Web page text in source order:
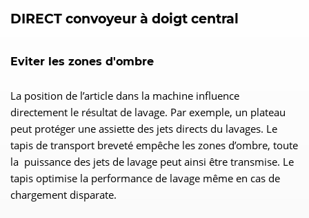
DIRECT convoyeur à doigt central
Eviter les zones d'ombre
La position de l’article dans la machine influence
directement le résultat de lavage. Par exemple, un plateau
peut protéger une assiette des jets directs du lavages. Le
tapis de transport breveté empêche les zones d’ombre, toute
la puissance des jets de lavage peut ainsi être transmise. Le
tapis optimise la performance de lavage même en cas de
chargement disparate.